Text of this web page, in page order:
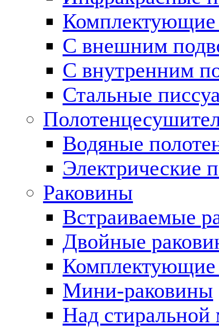
Комплектующие
С внешним
С внутренним
Стальные
Водяные
Электрические
Раковины
Встраиваемые
Двойные
Комплектующие
Мини-раковины
Над